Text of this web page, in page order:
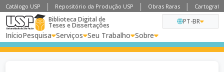
Catálogo USP Repositório da Produção USP Obras Raras
Biblioteca Digital de
Teses e Dissertações
InícioPesquisa Serviços Seu Trabalho Sobre
PT-BR